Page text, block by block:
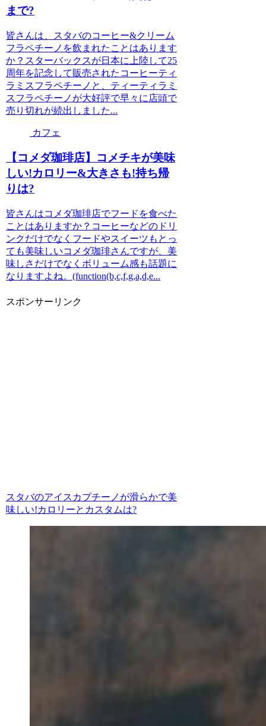
まで?
皆さんは、スタバのコーヒー&クリーム
フラペチーノを飲まれたことはあります
か？スターバックスが日本に上陸して25
周年を記念して販売されたコーヒーティ
ラミスフラペチーノと、ティーティラミ
スフラペチーノが大好評で早々に店頭で
売り切れが続出しました...
カフェ
【コメダ珈琲店】コメチキが美味
しい!カロリー&大きさも!持ち帰
りは?
皆さんはコメダ珈琲店でフードを食べた
ことはありますか？コーヒーなどのドリ
ンクだけでなくフードやスイーツもとっ
ても美味しいコメダ珈琲さんですが、美
味しさだけでなくボリューム感も話題に
なりますよね。(function(b,c,f,g,a,d,e...
スポンサーリンク
スタバのアイスカプチーノが滑らかで美
味しい!カロリーとカスタムは?